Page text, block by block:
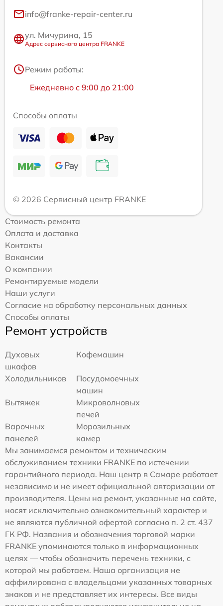
info@franke-repair-center.ru
ул. Мичурина, 15
Адрес сервисного центра FRANKE
Режим работы:
Ежедневно с 9:00 до 21:00
Способы оплаты
© 2026 Сервисный центр FRANKE
Стоимость ремонта
Оплата и доставка
Контакты
Вакансии
О компании
Ремонтируемые модели
Наши услуги
Согласие на обработку персональных данных
Способы оплаты
Ремонт устройств
Духовых
шкафов
Кофемашин
Холодильников
Посудомоечных
машин
Вытяжек
Микроволновых
печей
Варочных
панелей
Морозильных
камер
Мы занимаемся ремонтом и техническим
обслуживанием техники FRANKE по истечении
гарантийного периода. Наш центр в Самаре работает
независимо и не имеет официальной авторизации от
производителя. Цены на ремонт, указанные на сайте,
носят исключительно ознакомительный характер и
не являются публичной офертой согласно п. 2 ст. 437
ГК РФ. Названия и обозначения торговой марки
FRANKE упоминаются только в информационных
целях — чтобы обозначить перечень техники, с
которой мы работаем. Наша организация не
аффилирована с владельцами указанных товарных
знаков и не представляет их интересы. Все виды